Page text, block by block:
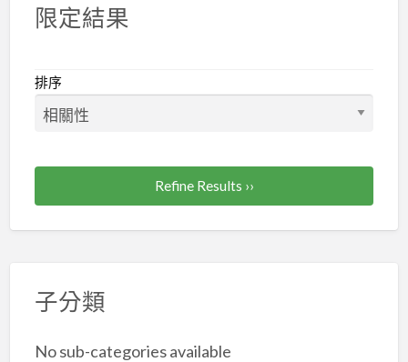
限定結果
排序
Refine Results ››
子分類
No sub-categories available